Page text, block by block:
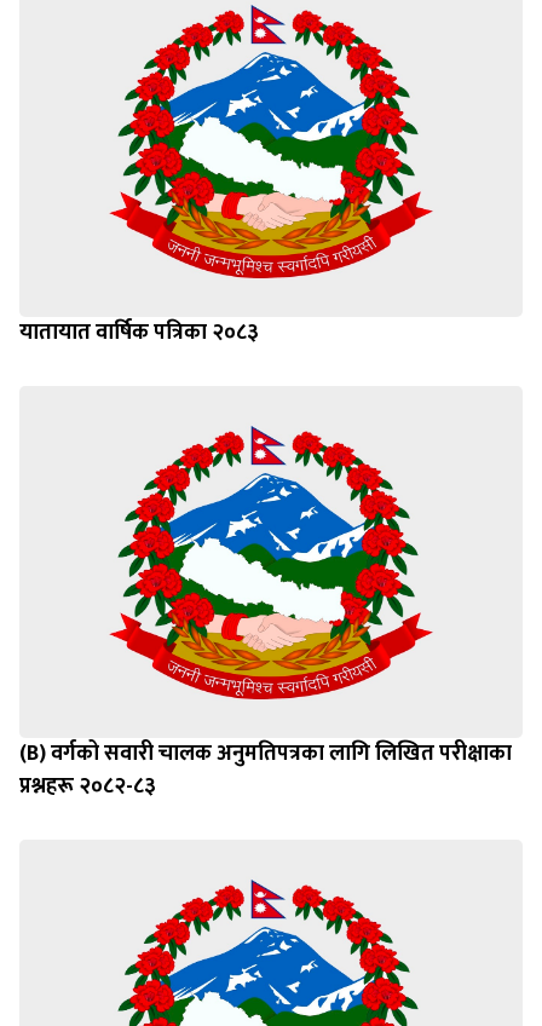
यातायात वार्षिक पत्रिका २०८३
(B) वर्गको सवारी चालक अनुमतिपत्रका लागि लिखित परीक्षाका
प्रश्नहरू २०८२-८३